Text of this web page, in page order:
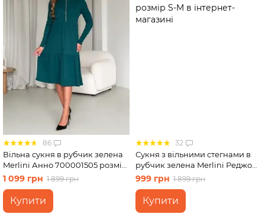
86
Вільна сукня в рубчик зелена
Merlini Анно 700001505 розмір
L-XL
1 099 грн 1 899 грн
Купити
32
Сукня з вільними стегнами в
рубчик зелена Merlini Реджо
700001588 розмір S-M
999 грн 1 899 грн
Купити